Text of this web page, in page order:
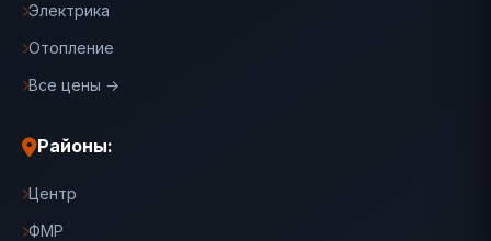
Электрика
Отопление
Все цены →
Районы:
Центр
ФМР